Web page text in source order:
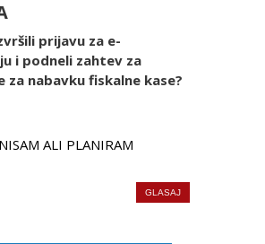
prijavu za e-
i podneli zahtev za
za nabavku fiskalne kase?
ALI PLANIRAM